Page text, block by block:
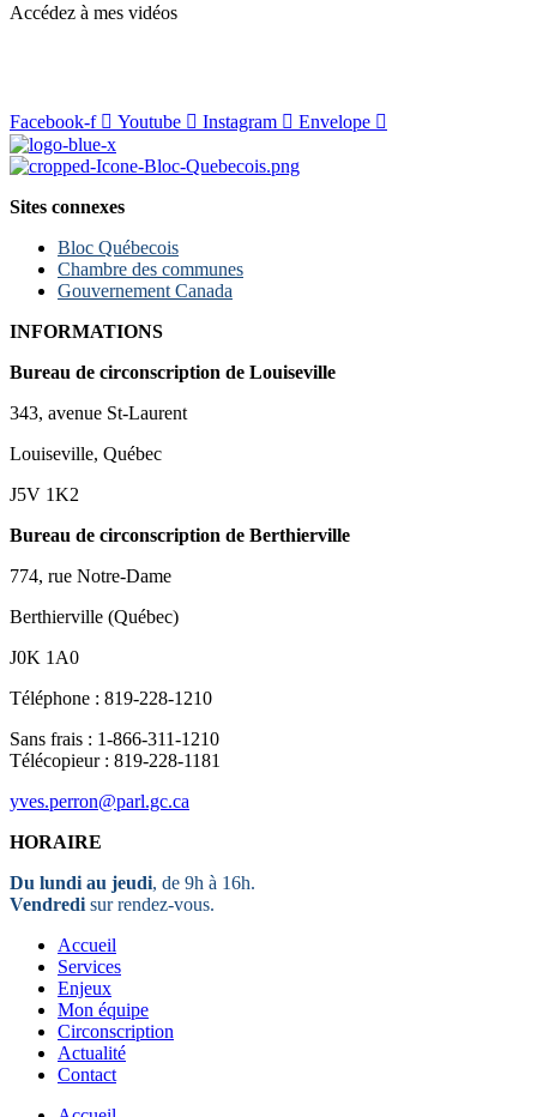
Accédez à mes vidéos
Facebook-f Youtube Instagram Envelope
Sites connexes
Bloc Québecois
Chambre des communes
Gouvernement Canada
INFORMATIONS
Bureau de circonscription de Louiseville
343, avenue St-Laurent
Louiseville, Québec
J5V 1K2
Bureau de circonscription de Berthierville
774, rue Notre-Dame
Berthierville (Québec)
J0K 1A0
Téléphone : 819-228-1210
Sans frais : 1-866-311-1210
Télécopieur : 819-228-1181
yves.perron@parl.gc.ca
HORAIRE
Du lundi au jeudi, de 9h à 16h.
Vendredi sur rendez-vous.
Accueil
Services
Enjeux
Mon équipe
Circonscription
Actualité
Contact